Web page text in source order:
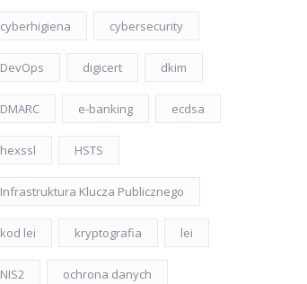
cyberhigiena cybersecurity
DevOps digicert dkim
DMARC e-banking ecdsa
hexssl HSTS
Infrastruktura Klucza Publicznego
kod lei kryptografia lei
NIS2 ochrona danych